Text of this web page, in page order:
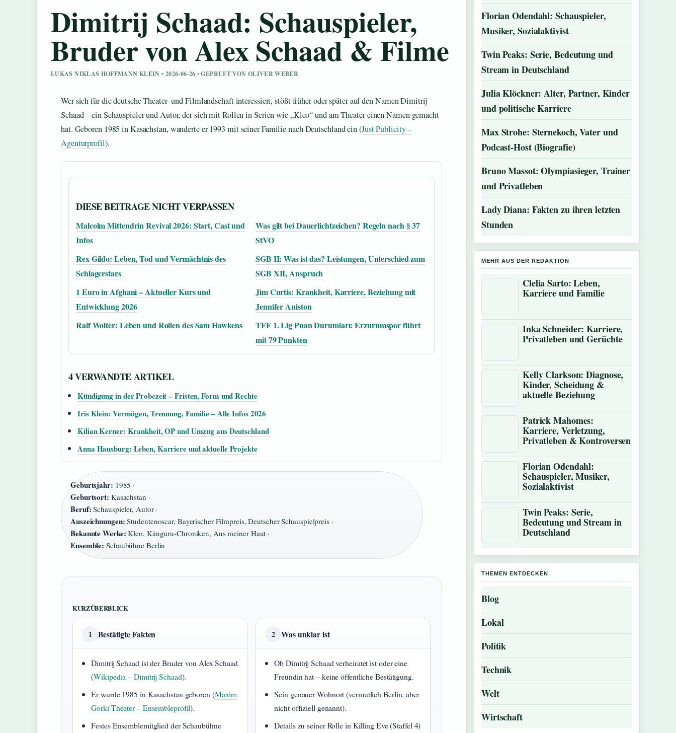
Dimitrij Schaad: Schauspieler,
Bruder von Alex Schaad & Filme
LUKAS NIKLAS HOFFMANN KLEIN • 2026-06-26 • GEPRUFT VON OLIVER WEBER
Wer sich für die deutsche Theater- und Filmlandschaft interessiert, stößt früher oder später auf den Namen Dimitrij
Schaad – ein Schauspieler und Autor, der sich mit Rollen in Serien wie „Kleo“ und am Theater einen Namen gemacht
hat. Geboren 1985 in Kasachstan, wanderte er 1993 mit seiner Familie nach Deutschland ein (Just Publicity –
Agenturprofil).
DIESE BEITRAGE NICHT VERPASSEN
Malcolm Mittendrin Revival 2026: Start, Cast und
Infos
Was gilt bei Dauerlichtzeichen? Regeln nach § 37
StVO
Rex Gildo: Leben, Tod und Vermächtnis des
Schlagerstars
SGB II: Was ist das? Leistungen, Unterschied zum
SGB XII, Anspruch
1 Euro in Afghani – Aktueller Kurs und
Entwicklung 2026
Jim Curtis: Krankheit, Karriere, Beziehung mit
Jennifer Aniston
Ralf Wolter: Leben und Rollen des Sam Hawkens
TFF 1. Lig Puan Durumları: Erzurumspor führt
mit 79 Punkten
4 VERWANDTE ARTIKEL
Kündigung in der Probezeit – Fristen, Form und Rechte
Iris Klein: Vermögen, Trennung, Familie – Alle Infos 2026
Kilian Kerner: Krankheit, OP und Umzug aus Deutschland
Anna Hausburg: Leben, Karriere und aktuelle Projekte
Geburtsjahr: 1985 ·
Geburtsort: Kasachstan ·
Beruf: Schauspieler, Autor ·
Auszeichnungen: Studentenoscar, Bayerischer Filmpreis, Deutscher Schauspielpreis ·
Bekannte Werke: Kleo, Känguru-Chroniken, Aus meiner Haut ·
Ensemble: Schaubühne Berlin
KURZÜBERBLICK
1 Bestätigte Fakten
Dimitrij Schaad ist der Bruder von Alex Schaad
(Wikipedia – Dimitrij Schaad).
Er wurde 1985 in Kasachstan geboren (Maxim
Gorki Theater – Ensembleprofil).
Festes Ensemblemitglied der Schaubühne
2 Was unklar ist
Ob Dimitrij Schaad verheiratet ist oder eine
Freundin hat – keine öffentliche Bestätigung.
Sein genauer Wohnort (vermutlich Berlin, aber
nicht offiziell genannt).
Details zu seiner Rolle in Killing Eve (Staffel 4)
Florian Odendahl: Schauspieler,
Musiker, Sozialaktivist
Twin Peaks: Serie, Bedeutung und
Stream in Deutschland
Julia Klöckner: Alter, Partner, Kinder
und politische Karriere
Max Strohe: Sternekoch, Vater und
Podcast-Host (Biografie)
Bruno Massot: Olympiasieger, Trainer
und Privatleben
Lady Diana: Fakten zu ihren letzten
Stunden
MEHR AUS DER REDAKTION
Clelia Sarto: Leben,
Karriere und Familie
Inka Schneider: Karriere,
Privatleben und Gerüchte
Kelly Clarkson: Diagnose,
Kinder, Scheidung &
aktuelle Beziehung
Patrick Mahomes:
Karriere, Verletzung,
Privatleben & Kontroversen
Florian Odendahl:
Schauspieler, Musiker,
Sozialaktivist
Twin Peaks: Serie,
Bedeutung und Stream in
Deutschland
THEMEN ENTDECKEN
Blog
Lokal
Politik
Technik
Welt
Wirtschaft